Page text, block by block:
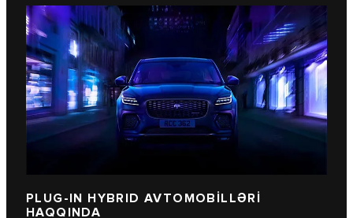
PLUG-IN HYBRID AVTOMOBİLLƏRİ
HAQQINDA